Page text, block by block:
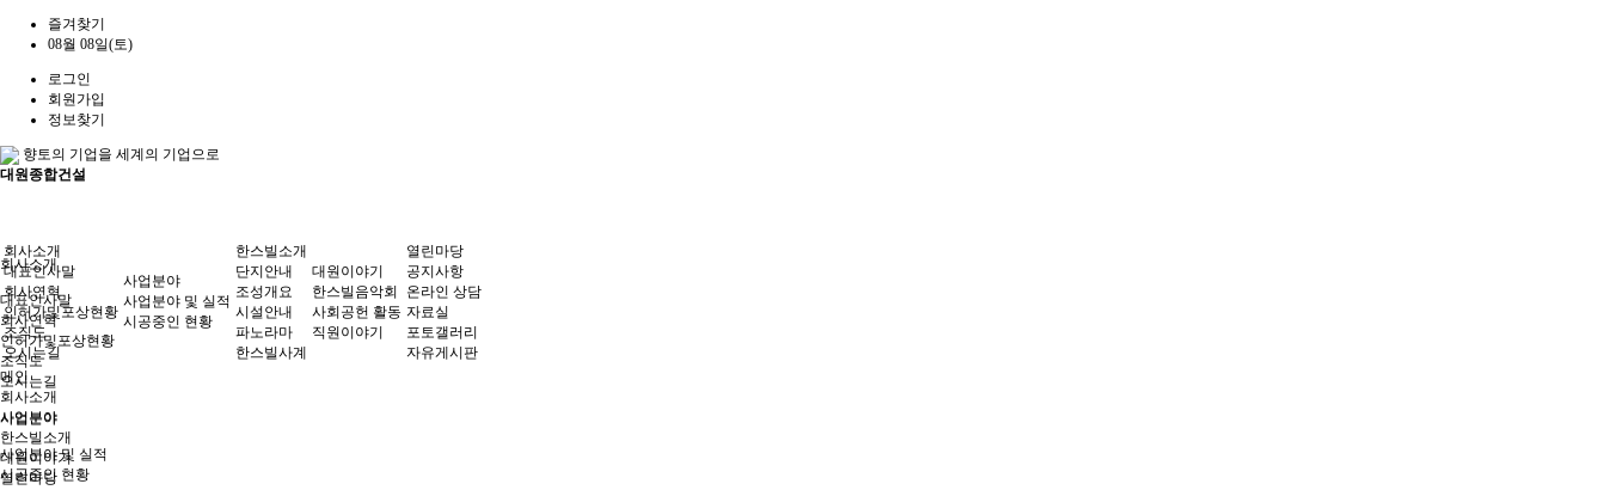
즐겨찾기
08월 08일(토)
로그인
회원가입
정보찾기
향토의 기업을 세계의 기업으로
대원종합건설
회사소개
대표인사말
회사연혁
인허가및포상현황
조직도
오시는길
사업분야
사업분야 및 실적
시공중인 현황
회사소개
대표인사말
회사연혁
인허가및포상현황
조직도
오시는길
사업분야
사업분야 및 실적
시공중인 현황
한스빌소개
단지안내
조성개요
시설안내
파노라마
한스빌사계
대원이야기
한스빌음악회
사회공헌 활동
직원이야기
열린마당
공지사항
온라인 상담
자료실
포토갤러리
자유게시판
메인
회사소개
사업분야
한스빌소개
대원이야기
열린마당